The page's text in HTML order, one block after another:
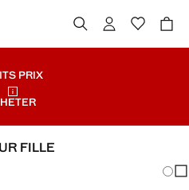
PRIX
FILLE